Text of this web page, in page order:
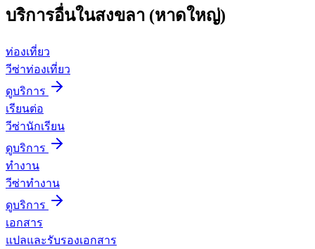
บริการอื่นในสงขลา (หาดใหญ่)
ท่องเที่ยว
วีซ่าท่องเที่ยว
ดูบริการ
เรียนต่อ
วีซ่านักเรียน
ดูบริการ
ทำงาน
วีซ่าทำงาน
ดูบริการ
เอกสาร
แปลและรับรองเอกสาร